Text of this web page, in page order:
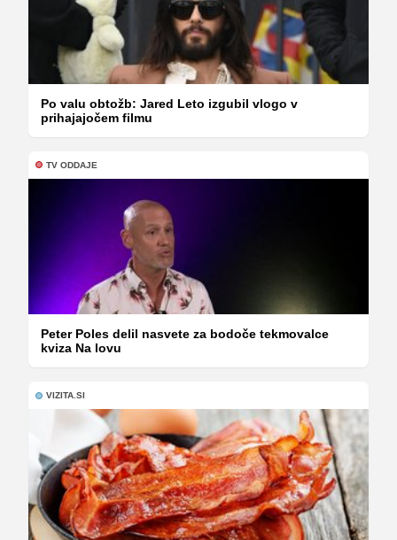
Po valu obtožb: Jared Leto izgubil vlogo v
prihajajočem filmu
TV ODDAJE
Peter Poles delil nasvete za bodoče tekmovalce
kviza Na lovu
VIZITA.SI